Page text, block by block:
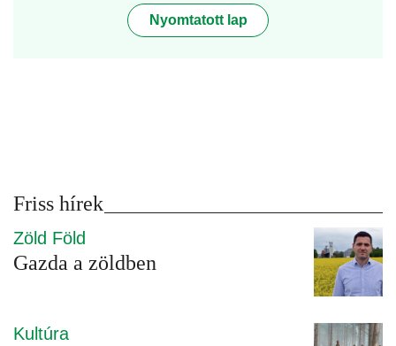
Nyomtatott lap
Friss hírek
Zöld Föld
Gazda a zöldben
Kultúra